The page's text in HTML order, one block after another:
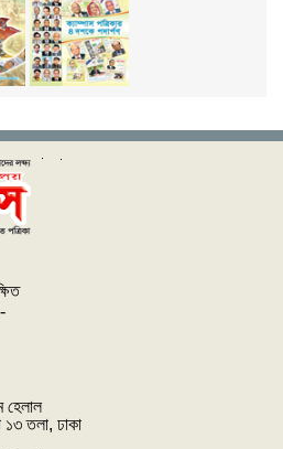
১৩ তলা, ঢাকা